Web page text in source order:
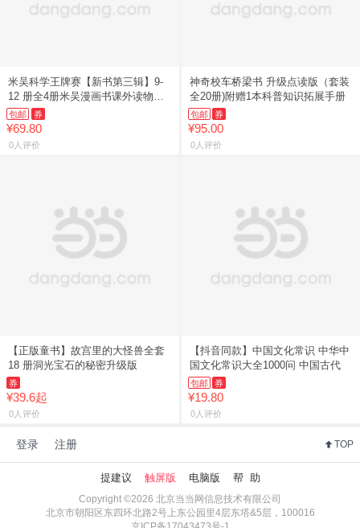
米吴科学王牌赛【新书第三辑】9-
12 册全4册米吴漫画书课外读物小
学
包邮 券
¥69.80
0人评价
神奇校车桥梁书 升级点读版（套装
全20册)附赠1本科普知识拓展手册
包邮 券
¥95.00
0人评价
【正版童书】故宫里的大怪兽全套
18 册洞光宝石的秘密升级版
券
¥39.6起
0人评价
【抖音同款】中国文化常识 中华中
国文化常识大全1000问 中国古代
包邮 券
¥19.80
0人评价
登录 注册 TOP
提建议 触屏版 电脑版 帮 助
Copyright ©2026 北京当当网信息技术有限公司
北京市朝阳区东四环北路2号上东公园里4层东塔&5层，100016